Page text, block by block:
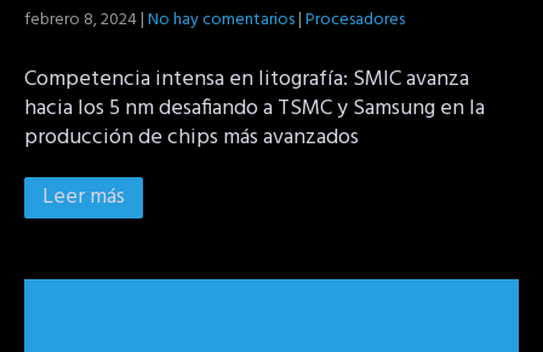
febrero 8, 2024|No hay comentarios|Procesadores
Competencia intensa en litografía: SMIC avanza
hacia los 5 nm desafiando a TSMC y Samsung en la
producción de chips más avanzados
Leer más